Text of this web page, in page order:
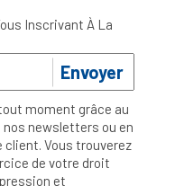
Inscrivant À La
Envoyer
moment grâce au
nos newsletters ou en
Vous trouverez
de votre droit
et